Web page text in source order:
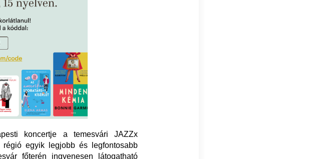
koncertje a temesvári JAZZx
egyik legjobb és legfontosabb
főterén ingyenesen látogatható